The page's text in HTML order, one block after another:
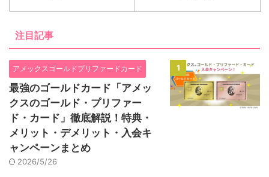
注目記事
1
アメックスゴールドプリファードカード
最強のゴールドカード「アメッ
クスのゴールド・プリファー
ド・カード」徹底解説！特典・
メリット・デメリット・入会キ
ャンペーンまとめ
2026/5/26